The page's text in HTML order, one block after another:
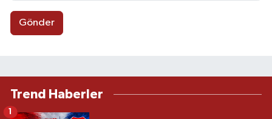
Gönder
Trend Haberler
1